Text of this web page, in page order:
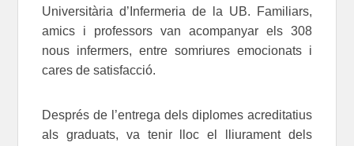
Universitària d’Infermeria de la UB. Familiars,
amics i professors van acompanyar els 308
nous infermers, entre somriures emocionats i
cares de satisfacció.
Després de l’entrega dels diplomes acreditatius
als graduats, va tenir lloc el lliurament dels